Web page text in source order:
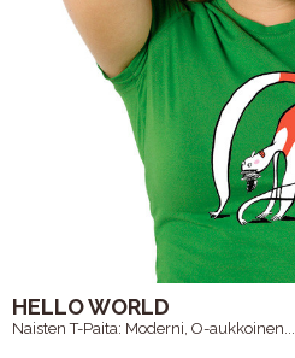
HELLO WORLD
Naisten T-Paita: Moderni, O-aukkoinen...